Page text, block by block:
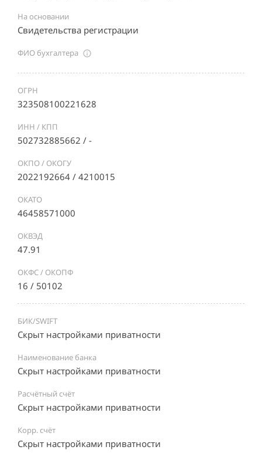
На основании
Свидетельства регистрации
ФИО бухгалтера
ОГРН
323508100221628
ИНН / КПП
502732885662 / -
ОКПО / ОКОГУ
2022192664 / 4210015
ОКАТО
46458571000
ОКВЭД
47.91
ОКФС / ОКОПФ
16 / 50102
БИК/SWIFT
Скрыт настройками приватности
Наименование банка
Скрыт настройками приватности
Расчётный счёт
Скрыт настройками приватности
Корр. счёт
Скрыт настройками приватности